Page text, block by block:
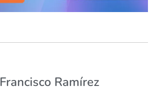
Francisco Ramírez